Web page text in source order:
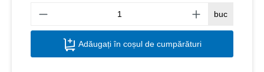
buc
Adăugați în coșul de cumpărături